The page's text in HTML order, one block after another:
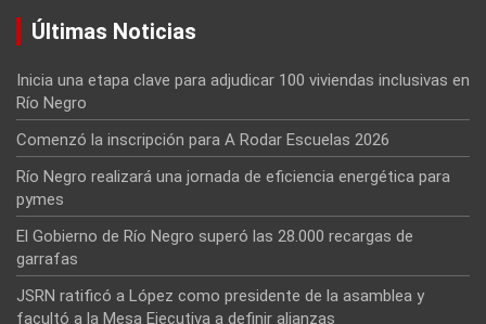
Últimas Noticias
Inicia una etapa clave para adjudicar 100 viviendas inclusivas en
Río Negro
Comenzó la inscripción para A Rodar Escuelas 2026
Río Negro realizará una jornada de eficiencia energética para
pymes
El Gobierno de Río Negro superó las 28.000 recargas de
garrafas
JSRN ratificó a López como presidente de la asamblea y
facultó a la Mesa Ejecutiva a definir alianzas